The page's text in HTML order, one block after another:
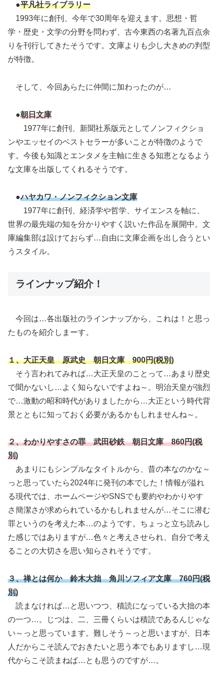
●平凡社ライブラリー
1993年に創刊、今年で30周年を迎えます。思想・哲
学・歴史・文学の分野を問わず、古今東西の名著九百点余
りを刊行してきたそうです。文庫よりも少し大きめの判型
が特徴。
そして、今回あらたに仲間に加わったのが…
●朝日文庫
1977年に創刊、新聞社系版元としてノンフィクショ
ンやエッセイのベストセラーが多いことが特徴のようで
す。今後も知識とエンタメを主軸に生きる知恵となるよう
な文庫を出版してくれるそうです。
●ハヤカワ・ノンフィクション文庫
1977年に創刊、経済学や哲学、サイエンスを軸に、
世界の最先端の知を分かりやすく説いた作品を展開中。文
庫編集部は設けておらず…自由に文庫企画を出し合うとい
うスタイル。
ラインナップ紹介！
今回は…各出版社のラインナップから、これは！と思っ
たものを紹介しまーす。
１、大正天皇 原武史 朝日文庫 900円(税別)
そう言われてみれば…大正天皇のことって…あまり歴史
で聞かないし…よく知らないですよね～。明治天皇が強烈
で…激動の昭和時代がありましたから…大正という時代背
景とともに知っておく必要があるかもしれませんね～。
２、わかりやすさの罪 武田砂鉄 朝日文庫 860円(税
別)
あまりにもシンプルなタイトルから、昔の本なのかな～
っと思っていたら2024年に発刊の本でした！情報が溢れ
る現代では、ホームページやSNSでも要約やわかりやす
さ簡潔さが求められているかもしれませんが…そこに潜む
罪というのを考えた本…のようです。ちょっと立ち読みし
た感じではありますが…色々と考えさせられ、自分で考え
ることの大切さを思い知らされそうです。
３、禅とは何か 鈴木大拙 角川ソフィア文庫 760円(税
別)
読まなければ…と思いつつ、積読になっている大拙の本
の一つ…。じつは、二、三冊くらいは積読であるんじゃな
い～っと思っています。難しそう～っと思いますが、日本
人だからこそ読んでおきたいと思う本でもありますし…現
代からこそ読まねば…とも思うのですが…。